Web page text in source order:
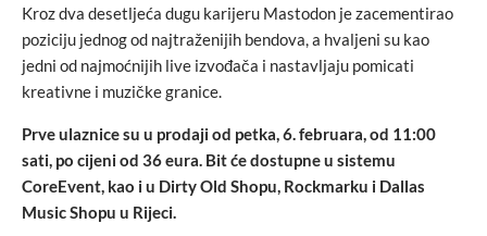
Kroz dva desetljeća dugu karijeru Mastodon je zacementirao
poziciju jednog od najtraženijih bendova, a hvaljeni su kao
jedni od najmoćnijih live izvođača i nastavljaju pomicati
kreativne i muzičke granice.
Prve ulaznice su u prodaji od petka, 6. februara, od 11:00
sati, po cijeni od 36 eura. Bit će dostupne u sistemu
CoreEvent, kao i u Dirty Old Shopu, Rockmarku i Dallas
Music Shopu u Rijeci.